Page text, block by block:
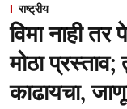
राष्ट्रीय
विमा नाही तर
मोठा
काढायचा,